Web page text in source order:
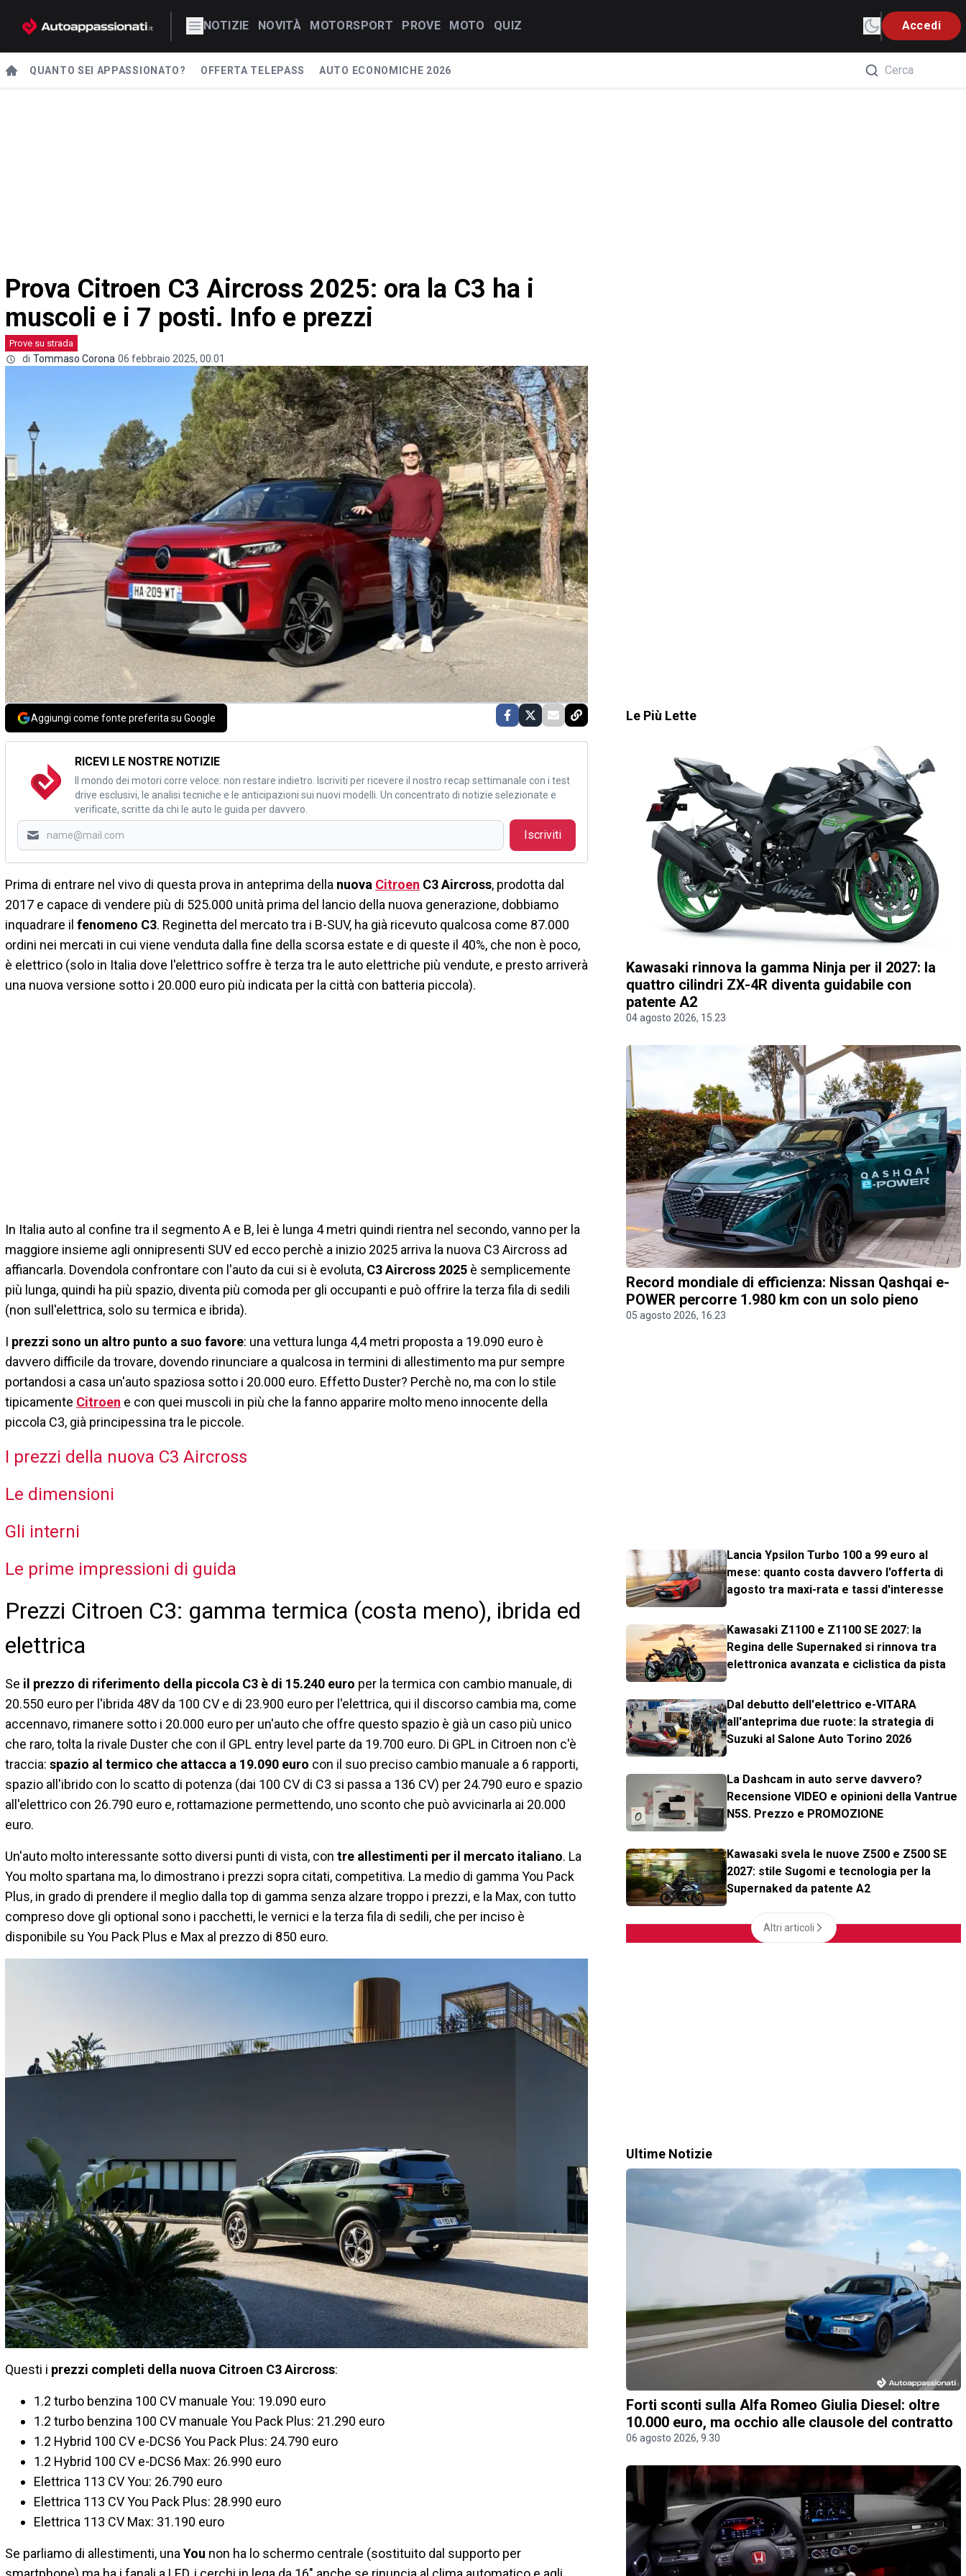
NOTIZIE NOVITÀ MOTORSPORT PROVE MOTO QUIZ Accedi
QUANTO SEI APPASSIONATO? OFFERTA TELEPASS AUTO ECONOMICHE 2026
Prova Citroen C3 Aircross 2025: ora la C3 ha i
muscoli e i 7 posti. Info e prezzi
Prove su strada
di Tommaso Corona 06 febbraio 2025, 00.01
Aggiungi come fonte preferita su Google
RICEVI LE NOSTRE NOTIZIE
Il mondo dei motori corre veloce: non restare indietro. Iscriviti per ricevere il nostro recap settimanale con i test
drive esclusivi, le analisi tecniche e le anticipazioni sui nuovi modelli. Un concentrato di notizie selezionate e
verificate, scritte da chi le auto le guida per davvero.
Iscriviti
Prima di entrare nel vivo di questa prova in anteprima della nuova Citroen C3 Aircross, prodotta dal
2017 e capace di vendere più di 525.000 unità prima del lancio della nuova generazione, dobbiamo
inquadrare il fenomeno C3. Reginetta del mercato tra i B-SUV, ha già ricevuto qualcosa come 87.000
ordini nei mercati in cui viene venduta dalla fine della scorsa estate e di queste il 40%, che non è poco,
è elettrico (solo in Italia dove l'elettrico soffre è terza tra le auto elettriche più vendute, e presto arriverà
una nuova versione sotto i 20.000 euro più indicata per la città con batteria piccola).
In Italia auto al confine tra il segmento A e B, lei è lunga 4 metri quindi rientra nel secondo, vanno per la
maggiore insieme agli onnipresenti SUV ed ecco perchè a inizio 2025 arriva la nuova C3 Aircross ad
affiancarla. Dovendola confrontare con l'auto da cui si è evoluta, C3 Aircross 2025 è semplicemente
più lunga, quindi ha più spazio, diventa più comoda per gli occupanti e può offrire la terza fila di sedili
(non sull'elettrica, solo su termica e ibrida).
I prezzi sono un altro punto a suo favore: una vettura lunga 4,4 metri proposta a 19.090 euro è
davvero difficile da trovare, dovendo rinunciare a qualcosa in termini di allestimento ma pur sempre
portandosi a casa un'auto spaziosa sotto i 20.000 euro. Effetto Duster? Perchè no, ma con lo stile
tipicamente Citroen e con quei muscoli in più che la fanno apparire molto meno innocente della
piccola C3, già principessina tra le piccole.
I prezzi della nuova C3 Aircross
Le dimensioni
Gli interni
Le prime impressioni di guida
Prezzi Citroen C3: gamma termica (costa meno), ibrida ed
elettrica
Se il prezzo di riferimento della piccola C3 è di 15.240 euro per la termica con cambio manuale, di
20.550 euro per l'ibrida 48V da 100 CV e di 23.900 euro per l'elettrica, qui il discorso cambia ma, come
accennavo, rimanere sotto i 20.000 euro per un'auto che offre questo spazio è già un caso più unico
che raro, tolta la rivale Duster che con il GPL entry level parte da 19.700 euro. Di GPL in Citroen non c'è
traccia: spazio al termico che attacca a 19.090 euro con il suo preciso cambio manuale a 6 rapporti,
spazio all'ibrido con lo scatto di potenza (dai 100 CV di C3 si passa a 136 CV) per 24.790 euro e spazio
all'elettrico con 26.790 euro e, rottamazione permettendo, uno sconto che può avvicinarla ai 20.000
euro.
Un'auto molto interessante sotto diversi punti di vista, con tre allestimenti per il mercato italiano. La
You molto spartana ma, lo dimostrano i prezzi sopra citati, competitiva. La medio di gamma You Pack
Plus, in grado di prendere il meglio dalla top di gamma senza alzare troppo i prezzi, e la Max, con tutto
compreso dove gli optional sono i pacchetti, le vernici e la terza fila di sedili, che per inciso è
disponibile su You Pack Plus e Max al prezzo di 850 euro.
Questi i prezzi completi della nuova Citroen C3 Aircross:
1.2 turbo benzina 100 CV manuale You: 19.090 euro
1.2 turbo benzina 100 CV manuale You Pack Plus: 21.290 euro
1.2 Hybrid 100 CV e-DCS6 You Pack Plus: 24.790 euro
1.2 Hybrid 100 CV e-DCS6 Max: 26.990 euro
Elettrica 113 CV You: 26.790 euro
Elettrica 113 CV You Pack Plus: 28.990 euro
Elettrica 113 CV Max: 31.190 euro
Se parliamo di allestimenti, una You non ha lo schermo centrale (sostituito dal supporto per
Le Più Lette
Kawasaki rinnova la gamma Ninja per il 2027: la
quattro cilindri ZX-4R diventa guidabile con
patente A2
04 agosto 2026, 15.23
Record mondiale di efficienza: Nissan Qashqai e-
POWER percorre 1.980 km con un solo pieno
05 agosto 2026, 16.23
Lancia Ypsilon Turbo 100 a 99 euro al
mese: quanto costa davvero l'offerta di
agosto tra maxi-rata e tassi d'interesse
Kawasaki Z1100 e Z1100 SE 2027: la
Regina delle Supernaked si rinnova tra
elettronica avanzata e ciclistica da pista
Dal debutto dell'elettrico e-VITARA
all'anteprima due ruote: la strategia di
Suzuki al Salone Auto Torino 2026
La Dashcam in auto serve davvero?
Recensione VIDEO e opinioni della Vantrue
N5S. Prezzo e PROMOZIONE
Kawasaki svela le nuove Z500 e Z500 SE
2027: stile Sugomi e tecnologia per la
Supernaked da patente A2
Altri articoli
Ultime Notizie
Forti sconti sulla Alfa Romeo Giulia Diesel: oltre
10.000 euro, ma occhio alle clausole del contratto
06 agosto 2026, 9.30